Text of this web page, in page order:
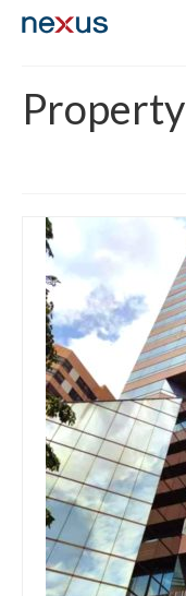
Property